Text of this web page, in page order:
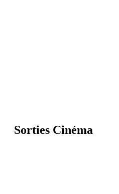
Sorties Cinéma